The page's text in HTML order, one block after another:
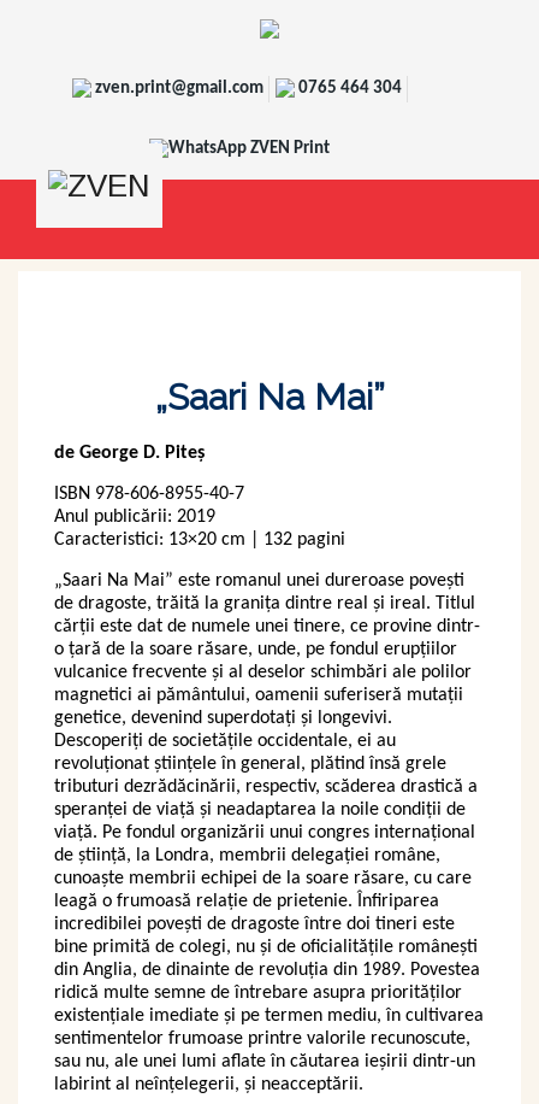
zven.print@gmail.com 0765 464 304
WhatsApp ZVEN Print
„Saari Na Mai”
de George D. Piteș
ISBN 978-606-8955-40-7
Anul publicării: 2019
Caracteristici: 13×20 cm | 132 pagini
„Saari Na Mai” este romanul unei dureroase povești
de dragoste, trăită la granița dintre real și ireal. Titlul
cărții este dat de numele unei tinere, ce provine dintr-
o țară de la soare răsare, unde, pe fondul erupțiilor
vulcanice frecvente și al deselor schimbări ale polilor
magnetici ai pământului, oamenii suferiseră mutații
genetice, devenind superdotați și longevivi.
Descoperiți de societățile occidentale, ei au
revoluționat științele în general, plătind însă grele
tributuri dezrădăcinării, respectiv, scăderea drastică a
speranței de viață și neadaptarea la noile condiții de
viață. Pe fondul organizării unui congres internațional
de știință, la Londra, membrii delegației române,
cunoaște membrii echipei de la soare răsare, cu care
leagă o frumoasă relație de prietenie. Înfiriparea
incredibilei povești de dragoste între doi tineri este
bine primită de colegi, nu și de oficialitățile românești
din Anglia, de dinainte de revoluția din 1989. Povestea
ridică multe semne de întrebare asupra priorităților
existențiale imediate și pe termen mediu, în cultivarea
sentimentelor frumoase printre valorile recunoscute,
sau nu, ale unei lumi aflate în căutarea ieșirii dintr-un
labirint al neînțelegerii, și neacceptării.